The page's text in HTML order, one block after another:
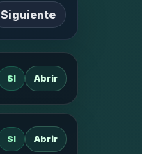
Siguiente
SI Abrir
SI Abrir